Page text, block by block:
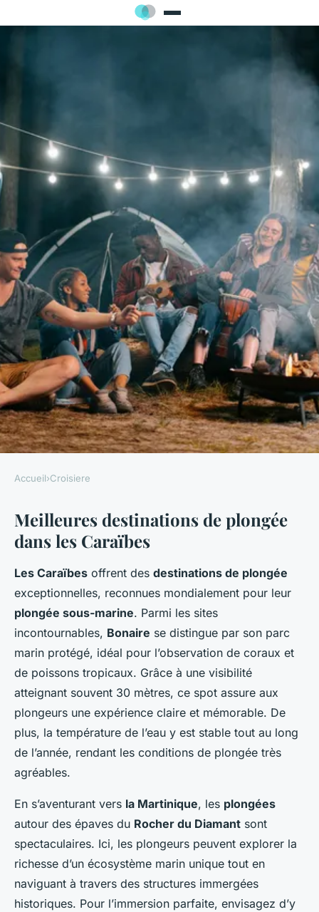
Les meilleures expériences de
plongée pendant une croisière
dans les Caraïbes
Mya • 1 mars 2025 5 min de lecture
Accueil›Croisiere
Meilleures destinations de plongée
dans les Caraïbes
Les Caraïbes offrent des destinations de plongée
exceptionnelles, reconnues mondialement pour leur
plongée sous-marine. Parmi les sites
incontournables, Bonaire se distingue par son parc
marin protégé, idéal pour l’observation de coraux et
de poissons tropicaux. Grâce à une visibilité
atteignant souvent 30 mètres, ce spot assure aux
plongeurs une expérience claire et mémorable. De
plus, la température de l’eau y est stable tout au long
de l’année, rendant les conditions de plongée très
agréables.
En s’aventurant vers la Martinique, les plongées
autour des épaves du Rocher du Diamant sont
spectaculaires. Ici, les plongeurs peuvent explorer la
richesse d’un écosystème marin unique tout en
naviguant à travers des structures immergées
historiques. Pour l’immersion parfaite, envisagez d’y